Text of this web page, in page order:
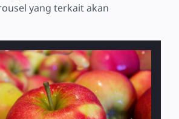
yang terkait akan